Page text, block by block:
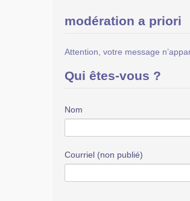
modération a priori
Attention, votre message
Qui êtes-vous ?
Nom
Courriel (non publié)